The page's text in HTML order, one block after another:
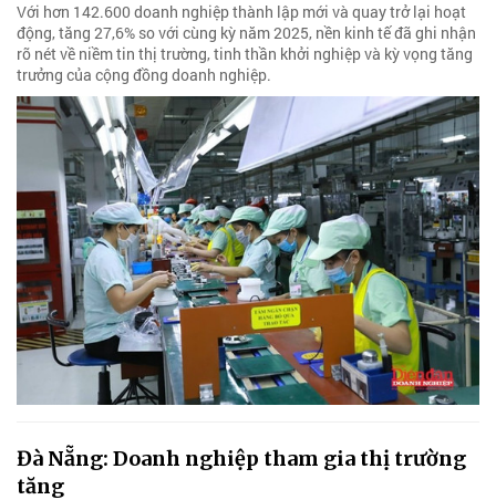
Với hơn 142.600 doanh nghiệp thành lập mới và quay trở lại hoạt
động, tăng 27,6% so với cùng kỳ năm 2025, nền kinh tế đã ghi nhận
rõ nét về niềm tin thị trường, tinh thần khởi nghiệp và kỳ vọng tăng
trưởng của cộng đồng doanh nghiệp.
Đà Nẵng: Doanh nghiệp tham gia thị trường
tăng